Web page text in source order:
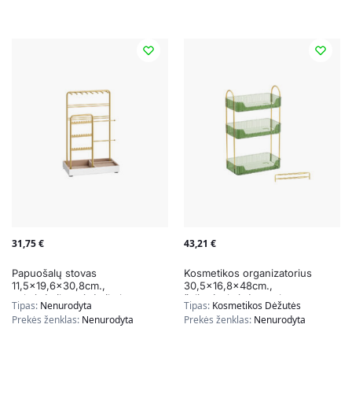
31,75€
Papuošalų stovas
11,5×19,6×30,8cm.,
auksinės/kreminės/baltos
spalvos
Tipas: Nenurodyta
Prekės ženklas: Nenurodyta
43,21 €
Kosmetikos organizatorius
30,5×16,8x48cm.,
žalios/auksinės spalvos
Tipas: Kosmetikos Dėžutės
Prekės ženklas: Nenurodyta